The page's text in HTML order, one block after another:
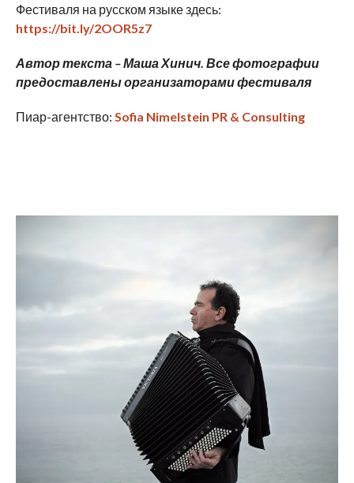
Фестиваля на русском языке здесь:
https://bit.ly/2OOR5z7
Автор текста – Маша Хинич. Все фотографии
предоставлены организаторами фестиваля
Пиар-агентство: Sofia Nimelstein PR & Consulting